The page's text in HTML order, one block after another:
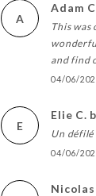
A
Adam
This
and find
04/06/
E
Elie C.
Un défilé
04/06/